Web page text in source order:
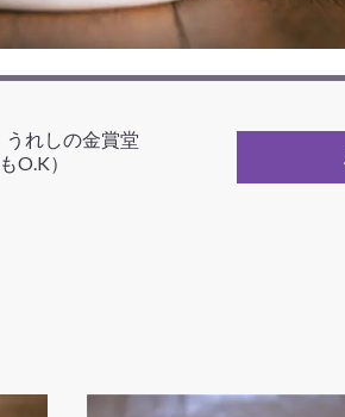
れしの金賞堂
O.K）